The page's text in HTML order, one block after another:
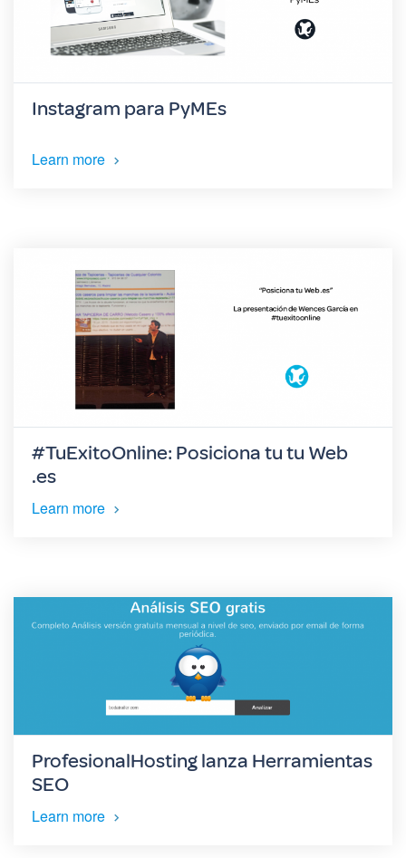
Instagram para PyMEs
Learn more
#TuExitoOnline: Posiciona tu tu Web
.es
Learn more
ProfesionalHosting lanza Herramientas
SEO
Learn more